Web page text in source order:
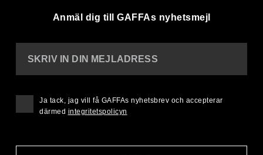
Anmäl dig till GAFFAs nyhetsmejl
SKRIV IN DIN MEJLADRESS
Ja tack, jag vill få GAFFAs nyhetsbrev och accepterar
därmed integritetspolicyn